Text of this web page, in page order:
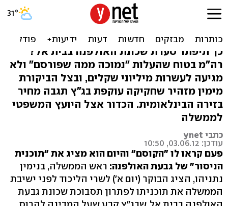
נתניהו הציג את "תוכנית
הניסור": מחכה לוינשטיין
כך תיפתר סערת שכונת האולפנה בבית אל?
רה"מ בטוח שהעלות "נמוכה ממה שפורסם" ולא
מגיעה לעשרות מיליוני שקלים, ובצל הביקורת
מימין מזהיר שחקיקה עוקפת בג"ץ תגבה מחיר
בזירה הבינלאומית. הכדור אצל היועץ המשפטי
לממשלה
כתבי ynet
עודכן: 03.06.12, 10:50
פעם קראו לו "הקוסם" והיום הוא מציג את "תוכנית
הניסור" של גבעת האולפנה: ראש הממשלה, בנימין
נתניהו, הציג הבוקר (יום א') לשרי הליכוד לפני ישיבת
הממשלה את תוכניתו לפתרון תסבוכת שכונת גבעת